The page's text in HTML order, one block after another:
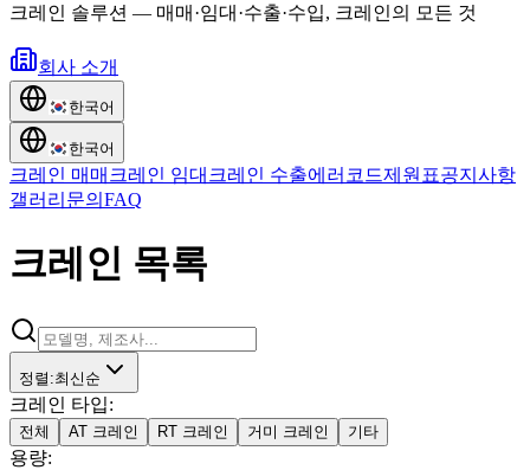
크레인 솔루션 — 매매·임대·수출·수입, 크레인의 모든 것
회사 소개
한국어
한국어
크레인 매매 크레인 임대 크레인 수출에러코드제원표공지사항
갤러리 문의 FAQ
크레인 목록
정렬 :최신순
크레인 타입:
전체 AT 크레인 RT 크레인 거미 크레인 기타
용량: